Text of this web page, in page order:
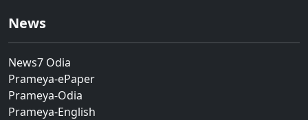
News
News7 Odia
Prameya-ePaper
Prameya-Odia
Prameya-English